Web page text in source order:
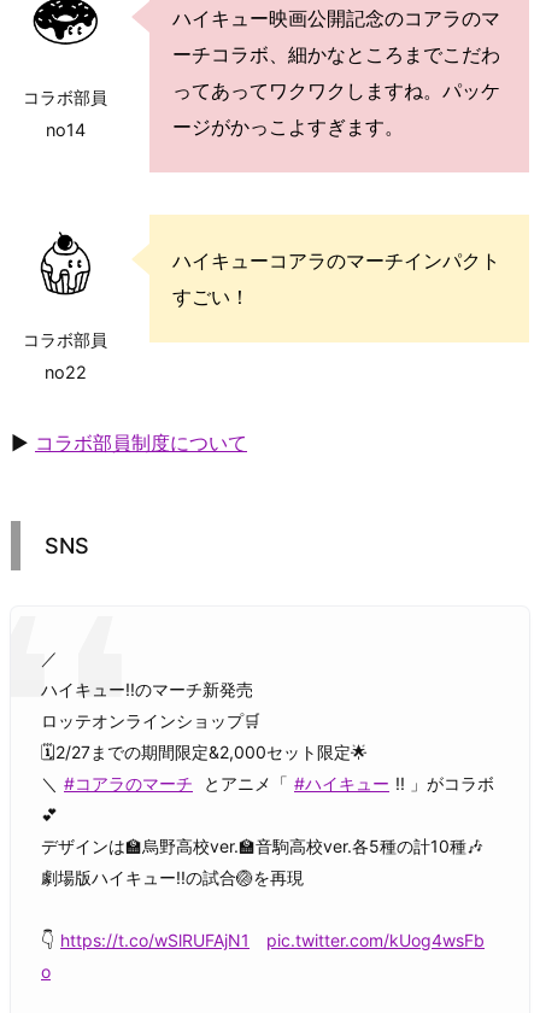
コラボ部員
no14
ハイキュー映画公開記念のコアラのマ
ーチコラボ、細かなところまでこだわ
ってあってワクワクしますね。パッケ
ージがかっこよすぎます。
コラボ部員
no22
ハイキューコアラのマーチインパクト
すごい！
▶ コラボ部員制度について
SNS
／
ハイキュー!!のマーチ新発売
ロッテオンラインショップ🛒
🗓2/27までの期間限定&2,000セット限定🌟
＼ #コアラのマーチ とアニメ「 #ハイキュー !! 」がコラボ
💕
デザインは🏫烏野高校ver.🏫音駒高校ver.各5種の計10種🎶
劇場版ハイキュー!!の試合🏐を再現
👇 https://t.co/wSlRUFAjN1
pic.twitter.com/kUog4wsFb
o